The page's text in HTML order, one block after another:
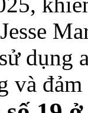
dụng
và